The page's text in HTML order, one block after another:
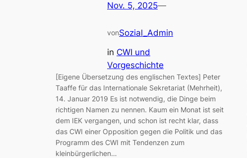
Nov. 5, 2025—
vonSozial_Admin
in CWI und
Vorgeschichte
[Eigene Übersetzung des englischen Textes] Peter
Taaffe für das Internationale Sekretariat (Mehrheit),
14. Januar 2019 Es ist notwendig, die Dinge beim
richtigen Namen zu nennen. Kaum ein Monat ist seit
dem IEK vergangen, und schon ist recht klar, dass
das CWI einer Opposition gegen die Politik und das
Programm des CWI mit Tendenzen zum
kleinbürgerlichen…